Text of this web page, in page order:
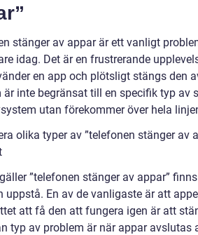
stänger av appar är ett vanligt
idag. Det är en frustrerande
en app och plötsligt stängs den
är inte begränsat till en specifik typ av
utan förekommer över hela
olika typer av ”telefonen stänger av
”telefonen stänger av appar”
uppstå. En av de vanligaste är att
att få den att fungera igen är att
typ av problem är när appar avslutas